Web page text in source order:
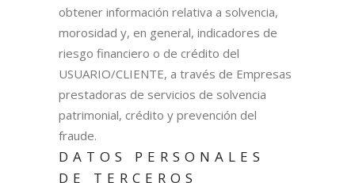
obtener información relativa a solvencia,
morosidad y, en general, indicadores de
riesgo financiero o de crédito del
USUARIO/CLIENTE, a través de Empresas
prestadoras de servicios de solvencia
patrimonial, crédito y prevención del
fraude.
DATOS PERSONALES
DE TERCEROS